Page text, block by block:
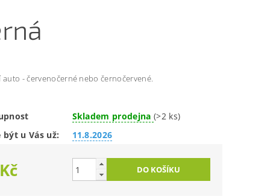
auto - červenočerné nebo černočervené.
Skladem prodejna (>2 ks)
být u Vás už:
11.8.2026